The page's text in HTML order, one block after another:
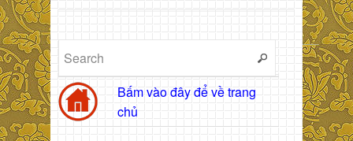
Bấm vào đây để về trang
chủ